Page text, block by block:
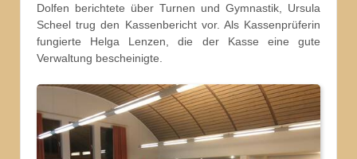
Dolfen berichtete über Turnen und Gymnastik, Ursula
Scheel trug den Kassenbericht vor. Als Kassenprüferin
fungierte Helga Lenzen, die der Kasse eine gute
Verwaltung bescheinigte.